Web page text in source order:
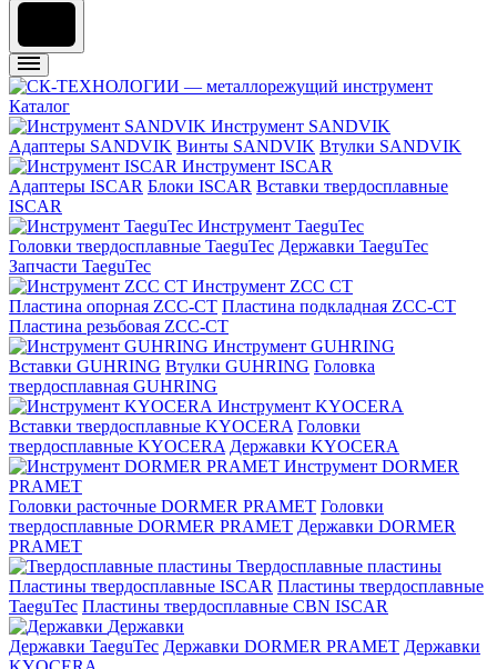
Каталог
Инструмент SANDVIK
Адаптеры SANDVIK Винты SANDVIK Втулки SANDVIK
Инструмент ISCAR
Адаптеры ISCAR Блоки ISCAR Вставки твердосплавные
ISCAR
Инструмент TaeguTec
Головки твердосплавные TaeguTec Державки TaeguTec
Запчасти TaeguTec
Инструмент ZCС CT
Пластина опорная ZCC-CT Пластина подкладная ZCC-CT
Пластина резьбовая ZCC-CT
Инструмент GUHRING
Вставки GUHRING Втулки GUHRING Головка
твердосплавная GUHRING
Инструмент KYOCERA
Вставки твердосплавные KYOCERA Головки
твердосплавные KYOCERA Державки KYOCERA
Инструмент DORMER
PRAMET
Головки расточные DORMER PRAMET Головки
твердосплавные DORMER PRAMET Державки DORMER
PRAMET
Твердосплавные пластины
Пластины твердосплавные ISCAR Пластины твердосплавные
TaeguTec Пластины твердосплавные CBN ISCAR
Державки
Державки TaeguTec Державки DORMER PRAMET Державки